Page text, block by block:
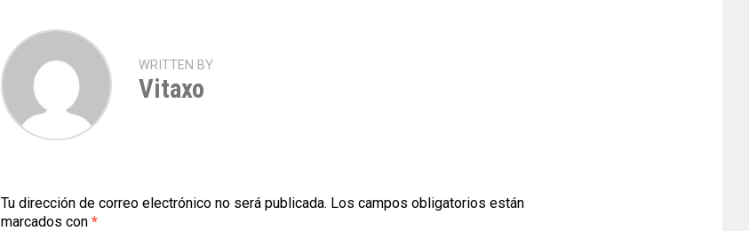
WRITTEN BY
Vitaxo
Tu dirección de correo electrónico no será publicada. Los campos obligatorios están
marcados con *